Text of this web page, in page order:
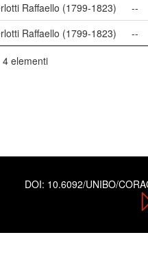
Raffaello (1799-1823)
--
Raffaello (1799-1823)
--
elementi
DOI: 10.6092/UNIBO/